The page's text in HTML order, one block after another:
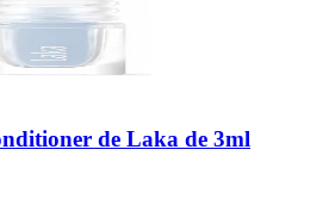
de Laka de 3ml